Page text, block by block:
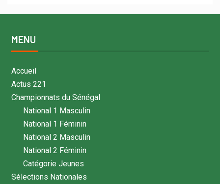
MENU
Accueil
Actus 221
Championnats du Sénégal
National 1 Masculin
National 1 Féminin
National 2 Masculin
National 2 Féminin
Catégorie Jeunes
Sélections Nationales